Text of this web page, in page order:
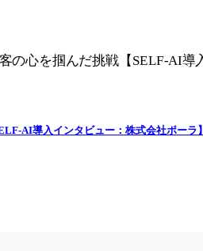
AI導入インタビュー：株式会社ポーラ】